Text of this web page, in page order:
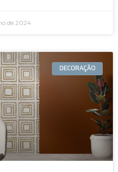
de 2024
DECORAÇÃO